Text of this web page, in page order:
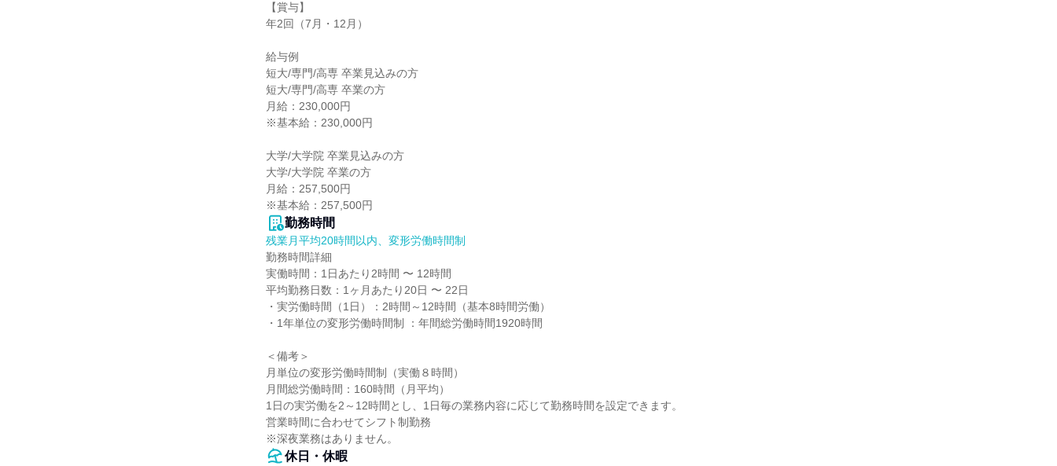
【賞与】
年2回（7月・12月）
給与例
短大/専門/高専 卒業見込みの方
短大/専門/高専 卒業の方
月給：230,000円
※基本給：230,000円
大学/大学院 卒業見込みの方
大学/大学院 卒業の方
月給：257,500円
※基本給：257,500円
勤務時間
残業月平均20時間以内、変形労働時間制
勤務時間詳細
実働時間：1日あたり2時間 〜 12時間
平均勤務日数：1ヶ月あたり20日 〜 22日
・実労働時間（1日）：2時間～12時間（基本8時間労働）
・1年単位の変形労働時間制 ：年間総労働時間1920時間
＜備考＞
月単位の変形労働時間制（実働８時間）
月間総労働時間：160時間（月平均）
1日の実労働を2～12時間とし、1日毎の業務内容に応じて勤務時間を設定できます。
営業時間に合わせてシフト制勤務
※深夜業務はありません。
休日・休暇